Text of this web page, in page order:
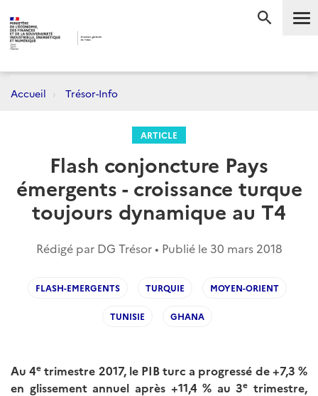
Accueil Trésor-Info
ARTICLE
Flash conjoncture Pays
émergents - croissance turque
toujours dynamique au T4
Rédigé par DG Trésor • Publié le 30 mars 2018
FLASH-EMERGENTS TURQUIE MOYEN-ORIENT
TUNISIE GHANA
Au 4e trimestre 2017, le PIB turc a progressé de +7,3 %
en glissement annuel après +11,4 % au 3e trimestre,